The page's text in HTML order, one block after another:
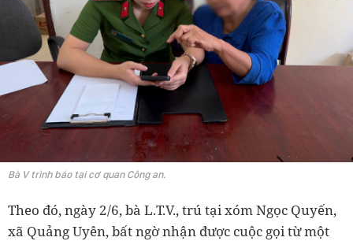
Bà V trình báo tại cơ quan Công an.
Theo đó, ngày 2/6, bà L.T.V., trú tại xóm Ngọc Quyến,
xã Quảng Uyên, bất ngờ nhận được cuộc gọi từ một